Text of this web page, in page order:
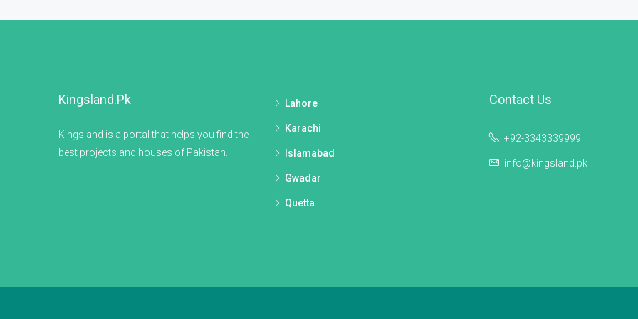
Kingsland.pk
Kingsland is a portal that helps you find the
best projects and houses of Pakistan.
Lahore
Karachi
Islamabad
Gwadar
Quetta
Contact Us
+92-3343339999
info@kingsland.pk